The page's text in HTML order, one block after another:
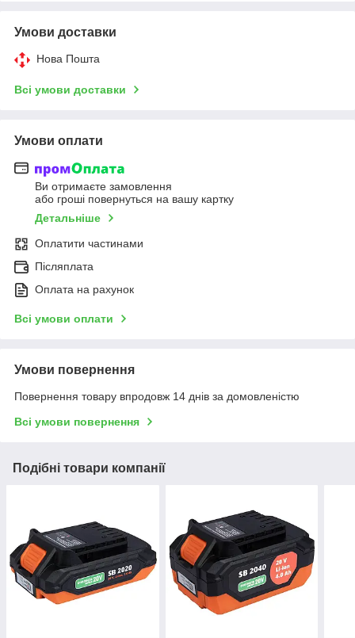
Умови доставки
Нова Пошта
Всі умови доставки
Умови оплати
Ви отримаєте замовлення
або гроші повернуться на вашу картку
Детальніше
Оплатити частинами
Післяплата
Оплата на рахунок
Всі умови оплати
Умови повернення
Повернення товару впродовж 14 днів за домовленістю
Всі умови повернення
Подібні товари компанії